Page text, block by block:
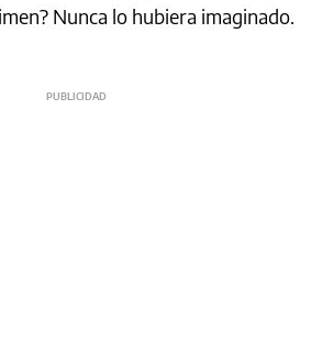
Nunca lo hubiera imaginado.